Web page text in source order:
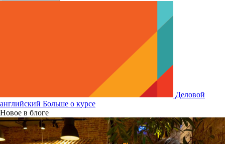
Деловой
английский Больше о курсе
Новое в блоге